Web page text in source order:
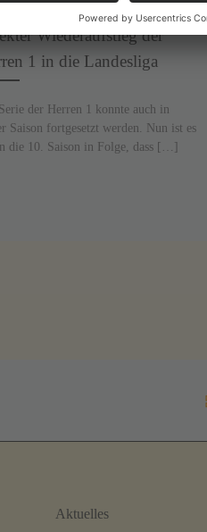
8. Juni 2015
Wiederaufstieg der
1 in die Landesliga
der Herren 1 konnte auch in
Saison fortgesetzt werden. Nun ist es
die 10. Saison in Folge, dass […]
Aktuelles